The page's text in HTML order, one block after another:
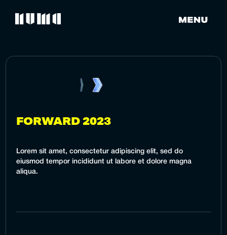
FORWARD 2023
Lorem sit amet, consectetur adipiscing elit, sed do
eiusmod tempor incididunt ut labore et dolore magna
aliqua.